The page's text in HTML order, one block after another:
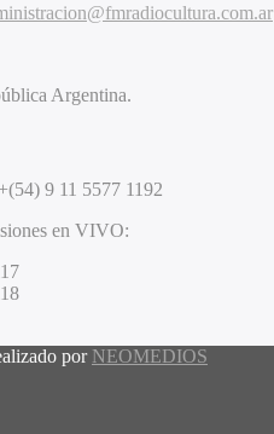
Argentina.
+(54) 9 11 5577 1192
en VIVO:
por NEOMEDIOS